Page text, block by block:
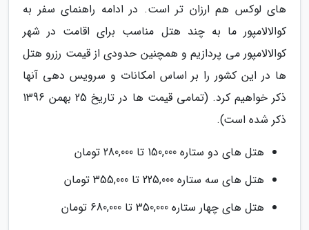
های لوکس هم ارزان تر است. در ادامه راهنمای سفر به
کوالالامپور ما به چند هتل مناسب برای اقامت در شهر
کوالالامپور می پردازیم و همچنین حدودی از قیمت رزرو هتل
ها در این کشور را بر اساس امکانات و سرویس دهی آنها
ذکر خواهیم کرد. (تمامی قیمت ها در تاریخ 25 بهمن 1396
ذکر شده است).
هتل های دو ستاره 150,000 تا 280,000 تومان
هتل های سه ستاره 225,000 تا 355,000 تومان
هتل های چهار ستاره 350,000 تا 680,000 تومان